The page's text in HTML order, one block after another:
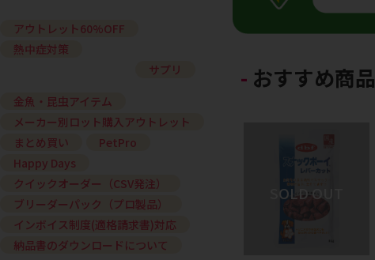
おすすめ商品
アウトレット60%OFF
熱中症対策
サプリ
金魚・昆虫アイテム
メーカー別ロット購入アウトレット
まとめ買い
PetPro
Happy Days
クイックオーダー（CSV発注）
ブリーダーパック（プロ製品）
インボイス制度(適格請求書)対応
納品書のダウンロードについて